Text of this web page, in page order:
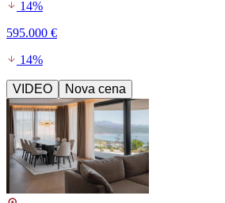
14%
595.000 €
14%
VIDEO Nova cena